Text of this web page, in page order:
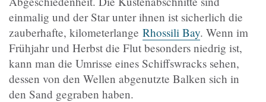
einmalig und der Star unter ihnen ist sicherlich die
zauberhafte, kilometerlange Rhossili Bay. Wenn im
Frühjahr und Herbst die Flut besonders niedrig ist,
kann man die Umrisse eines Schiffswracks sehen,
dessen von den Wellen abgenutzte Balken sich in
den Sand gegraben haben.